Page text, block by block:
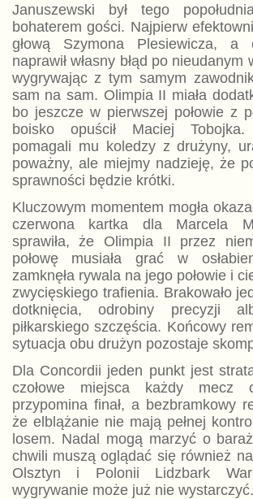
Januszewski był tego
bohaterem gości. Najpierw
głową Szymona Plesiewicza, a
naprawił własny błąd po nieudanym
wygrywając z tym samym
sam na sam. Olimpia II miała
bo jeszcze w pierwszej połowie z
boisko opuścił Maciej
pomagali mu koledzy z drużyny,
poważny, ale miejmy nadzieję, że
sprawności będzie krótki.
Kluczowym momentem mogła
czerwona kartka dla Marcela
sprawiła, że Olimpia II przez
połowę musiała grać w
zamknęła rywala na jego połowie i
zwycięskiego trafienia. Brakowało
dotknięcia, odrobiny precyzji
piłkarskiego szczęścia. Końcowy
sytuacja obu drużyn pozostaje
Dla Concordii jeden punkt jest
czołowe miejsca każdy mecz
przypomina finał, a bezbramkowy
że elblążanie nie mają pełnej
losem. Nadal mogą marzyć o
chwili muszą oglądać się również
Olsztyn i Polonii Lidzbark
wygrywanie może już nie wystarczyć.